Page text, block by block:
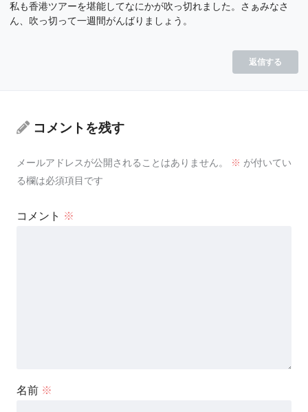
私も香港ツアーを堪能してなにかが吹っ切れました。さぁみなさ
ん、吹っ切って一週間がんばりましょう。
返信する
コメントを残す
メールアドレスが公開されることはありません。 ※ が付いてい
る欄は必須項目です
コメント ※
名前 ※